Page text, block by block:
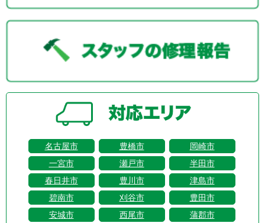
名古屋市 豊橋市
岡崎市
一宮市
瀬戸市
半田市
春日井市
豊川市
津島市
碧南市
刈谷市
豊田市
安城市
西尾市
蒲郡市